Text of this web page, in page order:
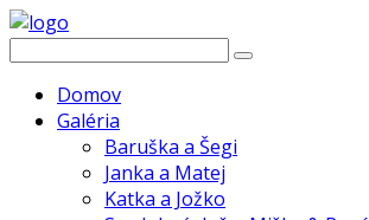
Domov
Galéria
Baruška a Šegi
Janka a Matej
Katka a Jožko